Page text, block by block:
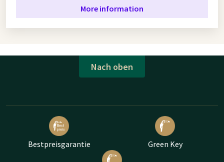
More information
Nach oben
Bestpreisgarantie Green Key